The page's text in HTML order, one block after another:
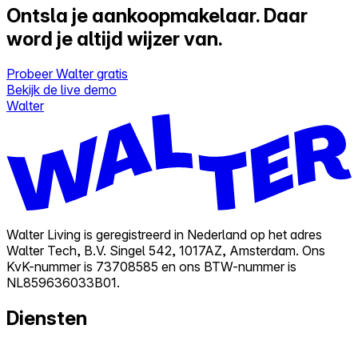
Ontsla je aankoopmakelaar. Daar
word je altijd wijzer van.
Probeer Walter gratis
Bekijk de live demo
Walter
Walter Living is geregistreerd in Nederland op het adres
Walter Tech, B.V. Singel 542, 1017AZ, Amsterdam. Ons
KvK-nummer is 73708585 en ons BTW-nummer is
NL859636033B01.
Diensten